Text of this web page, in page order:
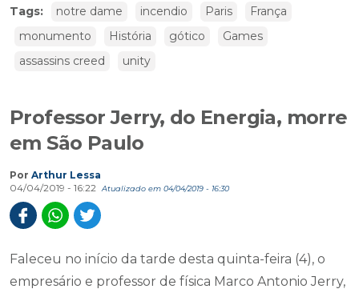
Tags: notre dame incendio Paris
França
monumento
História gótico
Games
assassins creed
unity
Professor Jerry, do Energia, morre
em São Paulo
Por Arthur Lessa
04/04/2019 - 16:22
Atualizado em 04/04/2019 - 16:30
Faleceu no início da tarde desta quinta-feira (4), o
empresário e professor de física Marco Antonio Jerry,